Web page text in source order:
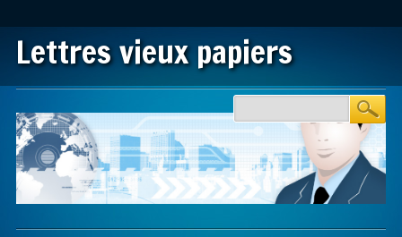
Lettres vieux papiers
Main menu